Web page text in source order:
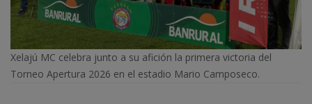
Xelajú MC celebra junto a su afición la primera victoria del
Torneo Apertura 2026 en el estadio Mario Camposeco.